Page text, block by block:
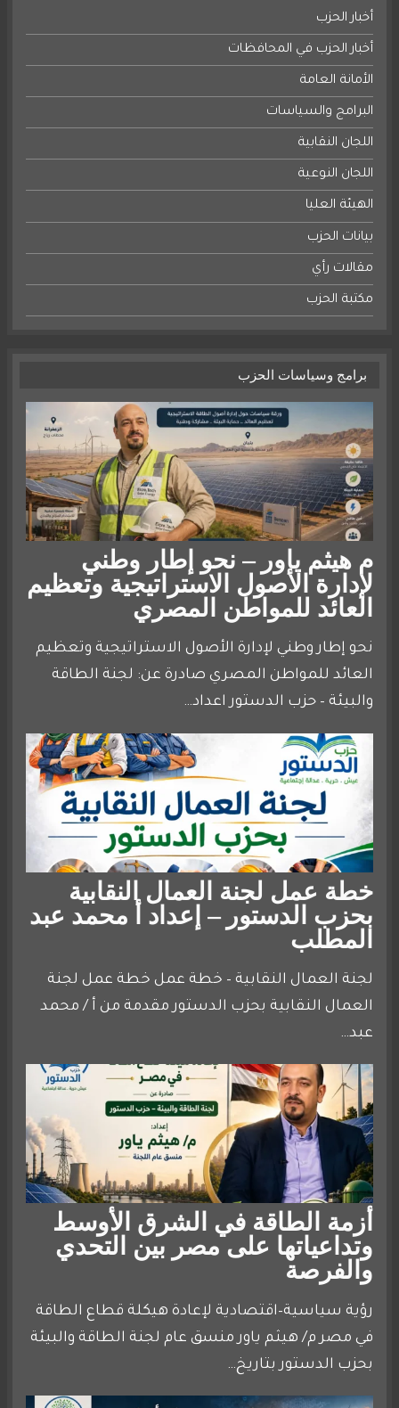
أخبار الحزب
أخبار الحزب في المحافظات
الأمانة العامة
البرامج والسياسات
اللجان النقابية
اللجان النوعية
الهيئة العليا
بيانات الحزب
مقالات رأي
مكتبة الحزب
برامج وسياسات الحزب
م هيثم ياور – نحو إطار وطني
لإدارة الأصول الاستراتيجية وتعظيم
العائد للمواطن المصري
نحو إطار وطني لإدارة الأصول الاستراتيجية وتعظيم
العائد للمواطن المصري صادرة عن: لجنة الطاقة
والبيئة – حزب الدستور اعداد…
خطة عمل لجنة العمال النقابية
بحزب الدستور – إعداد أ محمد عبد
المطلب
لجنة العمال النقابية – خطة عمل خطة عمل لجنة
العمال النقابية بحزب الدستور مقدمة من أ / محمد
عبد…
أزمة الطاقة في الشرق الأوسط
وتداعياتها على مصر بين التحدي
والفرصة
رؤية سياسية–اقتصادية لإعادة هيكلة قطاع الطاقة
في مصر م/ هيثم ياور منسق عام لجنة الطاقة والبيئة
بحزب الدستور بتاريخ…